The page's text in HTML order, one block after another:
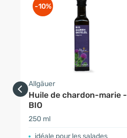
-10%
Allgäuer
Huile de chardon-marie -
BIO
250 ml
idéale pour les salades